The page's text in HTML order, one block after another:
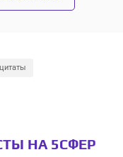
цитаты
НА 5СФЕР